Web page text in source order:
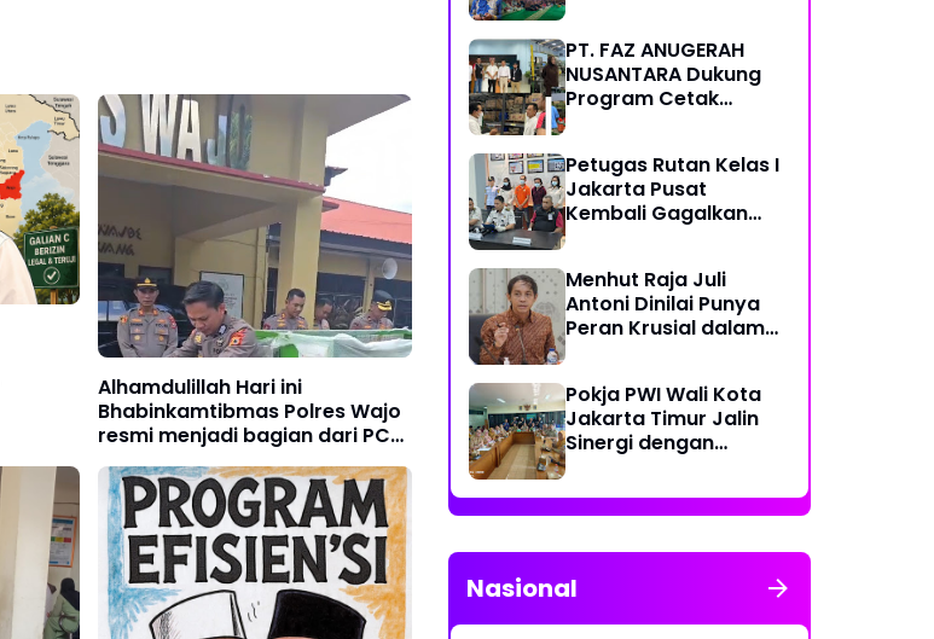
Alhamdulillah Hari ini
Bhabinkamtibmas Polres Wajo
resmi menjadi bagian dari PCL
(Penggerak Cinta Lingkungan)
Kebersamaan
PT. FAZ ANUGERAH
NUSANTARA Dukung
Program Cetak
Pestisida
Petugas Rutan Kelas I
Jakarta Pusat
Kembali Gagalkan
Disembunyikan di
Pakaian Dalam
Pengunjung
Menhut Raja Juli
Antoni Dinilai Punya
Peran Krusial dalam
Hutan
Pokja PWI Wali Kota
Jakarta Timur Jalin
Sinergi dengan
untuk Perkuat
Publikasi Informasi
Nasional